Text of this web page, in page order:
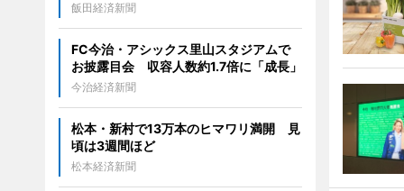
飯田経済新聞
FC今治・アシックス里山スタジアムで
お披露目会 収容人数約1.7倍に「成長」
今治経済新聞
松本・新村で13万本のヒマワリ満開 見
頃は3週間ほど
松本経済新聞